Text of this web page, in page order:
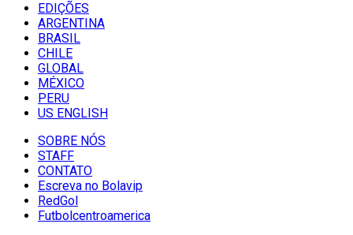
EDIÇÕES
ARGENTINA
BRASIL
CHILE
GLOBAL
MÉXICO
PERU
US ENGLISH
SOBRE NÓS
STAFF
CONTATO
Escreva no Bolavip
RedGol
Futbolcentroamerica